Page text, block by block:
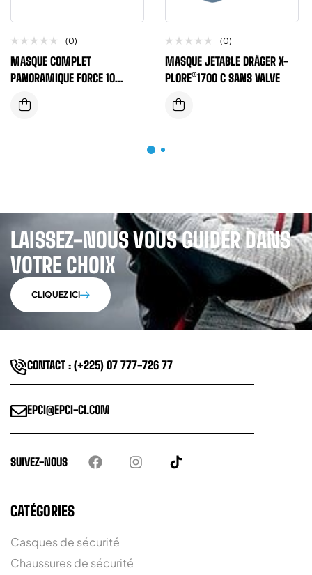
(0)
MASQUE COMPLET
PANORAMIQUE FORCE 10
(0)
MASQUE JETABLE DRÄGER X-
PLORE®1700 C SANS VALVE
LAISSEZ-NOUS VOUS GUIDER DANS
VOTRE CHOIX
CLIQUEZ ICI
CONTACT : (+225) 07 777-726 77
EPCI@EPCI-CI.COM
SUIVEZ-NOUS
CATÉGORIES
Casques de sécurité
Chaussures de sécurité